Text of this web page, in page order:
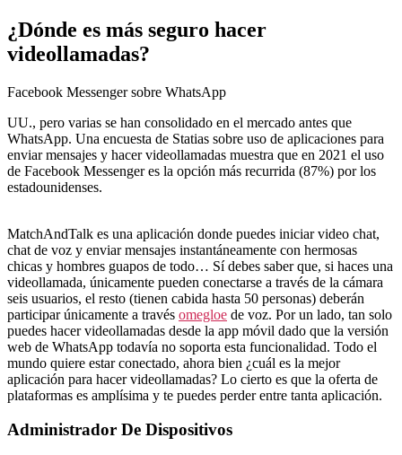
¿Dónde es más seguro hacer
videollamadas?
Facebook Messenger sobre WhatsApp
UU., pero varias se han consolidado en el mercado antes que
WhatsApp. Una encuesta de Statias sobre uso de aplicaciones para
enviar mensajes y hacer videollamadas muestra que en 2021 el uso
de Facebook Messenger es la opción más recurrida (87%) por los
estadounidenses.
MatchAndTalk es una aplicación donde puedes iniciar video chat,
chat de voz y enviar mensajes instantáneamente con hermosas
chicas y hombres guapos de todo… Sí debes saber que, si haces una
videollamada, únicamente pueden conectarse a través de la cámara
seis usuarios, el resto (tienen cabida hasta 50 personas) deberán
participar únicamente a través omegloe de voz. Por un lado, tan solo
puedes hacer videollamadas desde la app móvil dado que la versión
web de WhatsApp todavía no soporta esta funcionalidad. Todo el
mundo quiere estar conectado, ahora bien ¿cuál es la mejor
aplicación para hacer videollamadas? Lo cierto es que la oferta de
plataformas es amplísima y te puedes perder entre tanta aplicación.
Administrador De Dispositivos